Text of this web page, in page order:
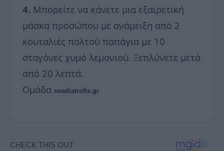
4. Μπορείτε να κάνετε μια εξαιρετική
μάσκα προσώπου με ανάμειξη από 2
κουταλιές πολτού παπάγια με 10
σταγόνες χυμό λεμονιού. Ξεπλύνετε μετά
από 20 λεπτά.
Ομάδα neadiatrofis.gr